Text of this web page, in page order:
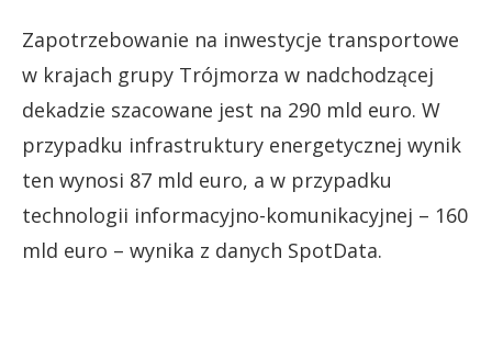
Zapotrzebowanie na inwestycje transportowe
w krajach grupy Trójmorza w nadchodzącej
dekadzie szacowane jest na 290 mld euro. W
przypadku infrastruktury energetycznej wynik
ten wynosi 87 mld euro, a w przypadku
technologii informacyjno-komunikacyjnej – 160
mld euro – wynika z danych SpotData.